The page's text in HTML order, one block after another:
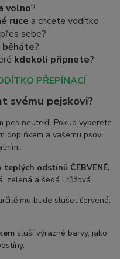
volno?
ruce a chcete vodítko,
sebe?
běháte?
kdekoli připnete?
PŘEPÍNACÍ
svému pejskovi?
pes neutekl. Pokud vyberete
doplňkem a vašemu psovi
odstínů ČERVENÉ,
zelená a šedá i růžová.
mu bude slušet červená,
sluší výrazné barvy, jako